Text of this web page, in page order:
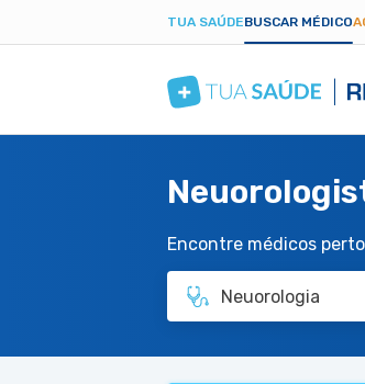
TUA SAÚDEBUSCAR MÉDICO
Encontre médicos